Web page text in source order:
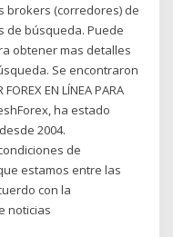
brokers (corredores) de
de búsqueda. Puede
obtener mas detalles
Se encontraron
EN LÍNEA PARA
ha estado
2004.
de
estamos entre las
con la
noticias